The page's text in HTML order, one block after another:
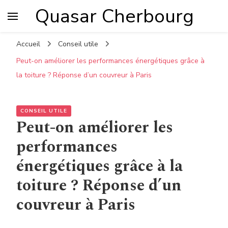
Quasar Cherbourg
Accueil
Conseil utile
Peut-on améliorer les performances énergétiques grâce à
la toiture ? Réponse d’un couvreur à Paris
CONSEIL UTILE
Peut-on améliorer les
performances
énergétiques grâce à la
toiture ? Réponse d’un
couvreur à Paris